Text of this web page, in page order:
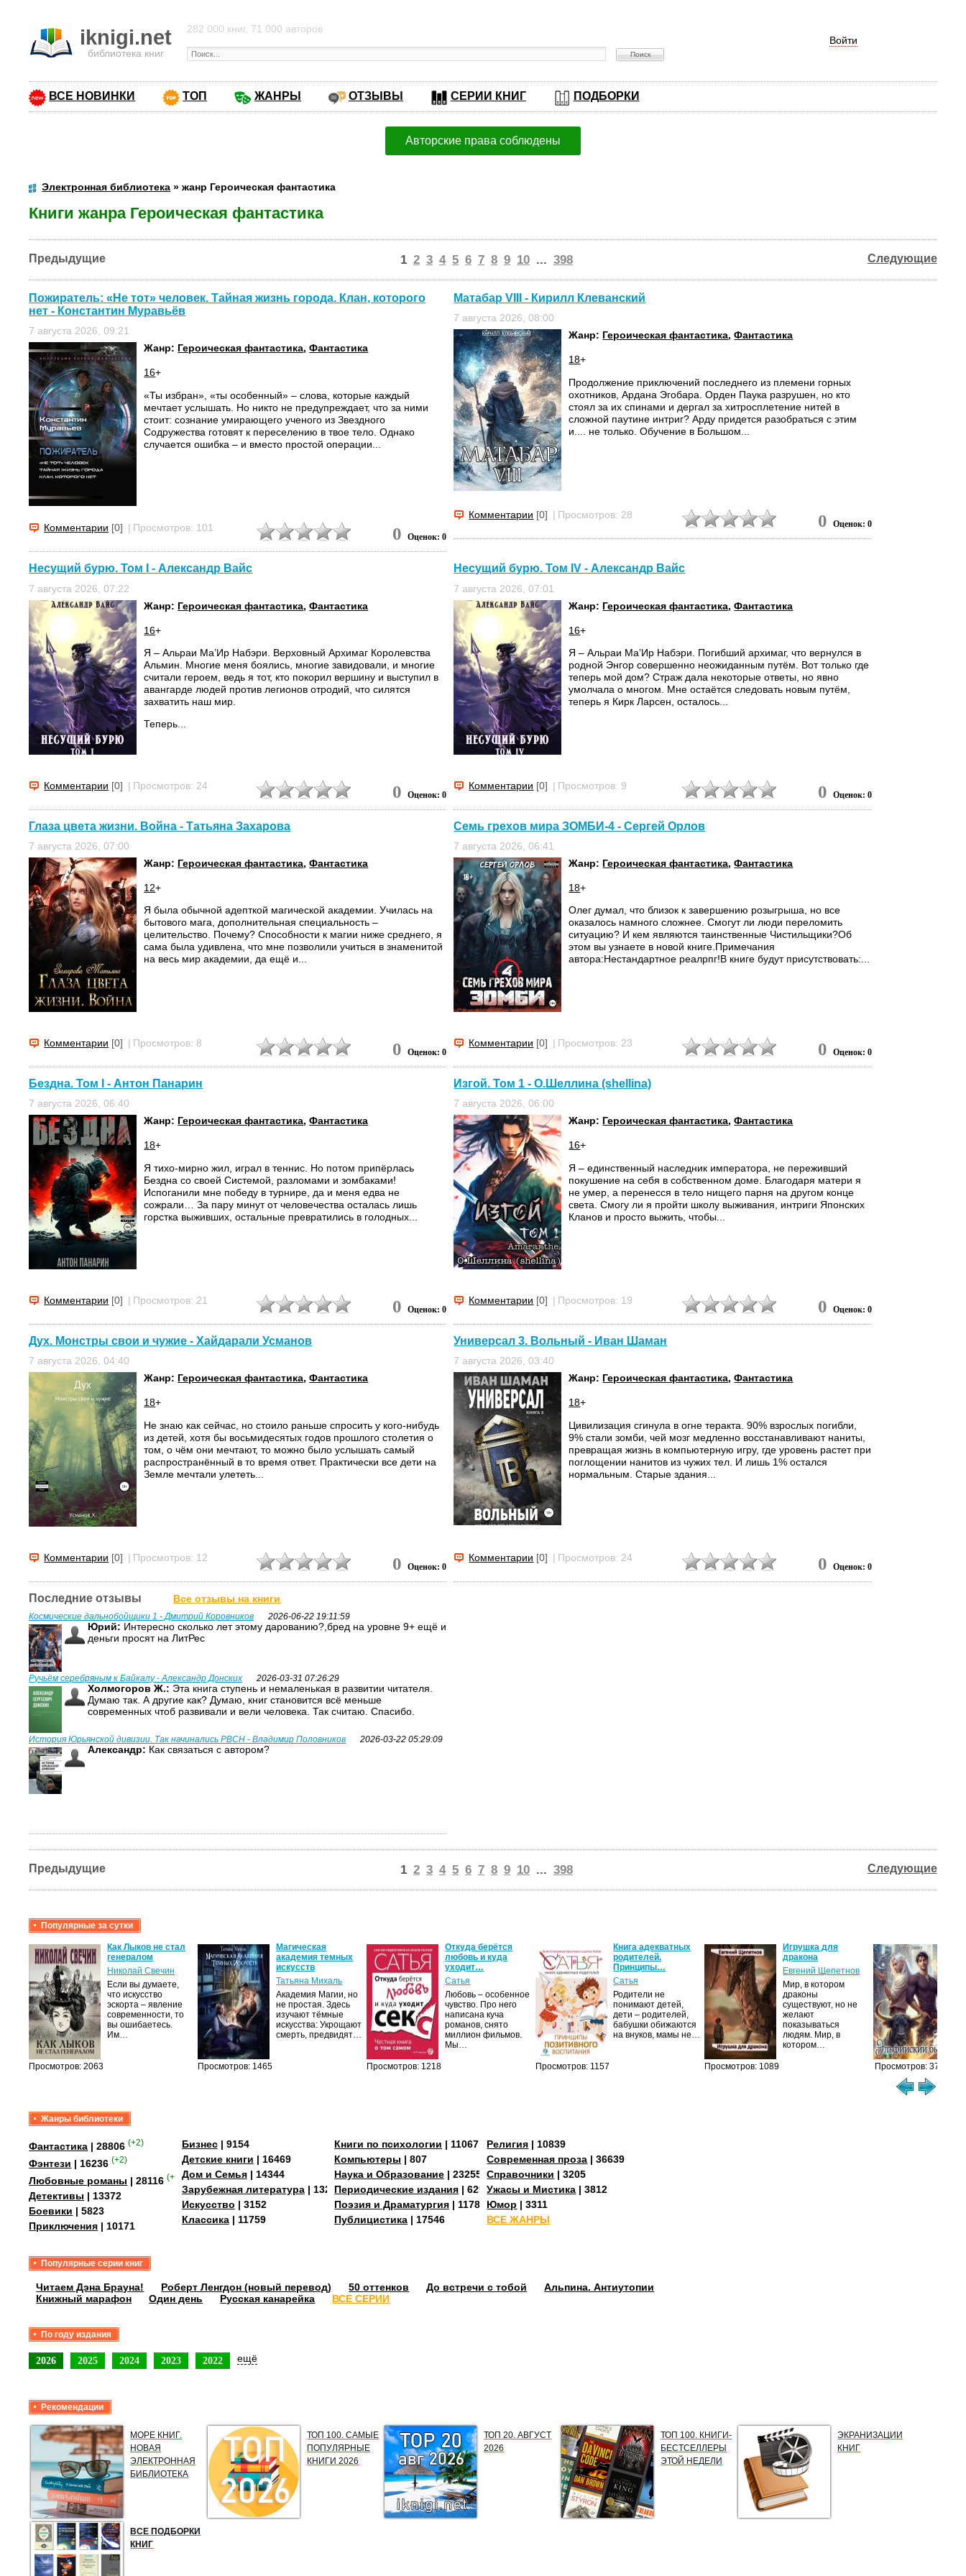
iknigi.net
библиотека книг
Войти
282 000 книг, 71 000 авторов
ВСЕ НОВИНКИ ТОП ЖАНРЫ ОТЗЫВЫ СЕРИИ КНИГ ПОДБОРКИ
Авторские права соблюдены
Электронная библиотека » жанр Героическая фантастика
Книги жанра Героическая фантастика
Предыдущие Следующие
1 2 3 4 5 6 7 8 9 10 ... 398
Пожиратель: «Не тот» человек. Тайная жизнь города. Клан, которого
нет - Константин Муравьёв
7 августа 2026, 09:21
Жанр: Героическая фантастика,Фантастика
16+
«Ты избран», «ты особенный» – слова, которые каждый
мечтает услышать. Но никто не предупреждает, что за ними
стоит: сознание умирающего ученого из Звездного
Содружества готовят к переселению в твое тело. Однако
случается ошибка – и вместо простой операции...
Комментарии [0] | Просмотров: 101 0 Оценок: 0
Матабар VIII - Кирилл Клеванский
7 августа 2026, 08:00
Жанр: Героическая фантастика,Фантастика
18+
Продолжение приключений последнего из племени горных
охотников, Ардана Эгобара. Орден Паука разрушен, но кто
стоял за их спинами и дергал за хитросплетение нитей в
сложной паутине интриг? Арду придется разобраться с этим
и.... не только. Обучение в Большом...
Комментарии [0] | Просмотров: 28 0 Оценок: 0
Несущий бурю. Том I - Александр Вайс
7 августа 2026, 07:22
Жанр: Героическая фантастика,Фантастика
16+
Я – Альраи Ма’Ир Набэри. Верховный Архимаг Королевства
Альмин. Многие меня боялись, многие завидовали, и многие
считали героем, ведь я тот, кто покорил вершину и выступил в
авангарде людей против легионов отродий, что силятся
захватить наш мир.
Теперь...
Комментарии [0] | Просмотров: 24 0 Оценок: 0
Несущий бурю. Том IV - Александр Вайс
7 августа 2026, 07:01
Жанр: Героическая фантастика,Фантастика
16+
Я – Альраи Ма’Ир Набэри. Погибший архимаг, что вернулся в
родной Энгор совершенно неожиданным путём. Вот только где
теперь мой дом? Страж дала некоторые ответы, но явно
умолчала о многом. Мне остаётся следовать новым путём,
теперь я Кирк Ларсен, осталось...
Комментарии [0] | Просмотров: 9 0 Оценок: 0
Глаза цвета жизни. Война - Татьяна Захарова
7 августа 2026, 07:00
Жанр: Героическая фантастика,Фантастика
12+
Я была обычной адепткой магической академии. Училась на
бытового мага, дополнительная специальность –
целительство. Почему? Способности к магии ниже среднего, я
сама была удивлена, что мне позволили учиться в знаменитой
на весь мир академии, да ещё и...
Комментарии [0] | Просмотров: 8 0 Оценок: 0
Семь грехов мира ЗОМБИ-4 - Сергей Орлов
7 августа 2026, 06:41
Жанр: Героическая фантастика,Фантастика
18+
Олег думал, что близок к завершению розыгрыша, но все
оказалось намного сложнее. Смогут ли люди переломить
ситуацию? И кем являются таинственные Чистильщики?Об
этом вы узнаете в новой книге.Примечания
автора:Нестандартное реалрпг!В книге будут присутствовать:...
Комментарии [0] | Просмотров: 23 0 Оценок: 0
Бездна. Том I - Антон Панарин
7 августа 2026, 06:40
Жанр: Героическая фантастика,Фантастика
18+
Я тихо-мирно жил, играл в теннис. Но потом припёрлась
Бездна со своей Системой, разломами и зомбаками!
Испоганили мне победу в турнире, да и меня едва не
сожрали… За пару минут от человечества осталась лишь
горстка выживших, остальные превратились в голодных...
Комментарии [0] | Просмотров: 21 0 Оценок: 0
Изгой. Том 1 - О.Шеллина (shellina)
7 августа 2026, 06:00
Жанр: Героическая фантастика,Фантастика
16+
Я – единственный наследник императора, не переживший
покушение на себя в собственном доме. Благодаря матери я
не умер, а перенесся в тело нищего парня на другом конце
света. Смогу ли я пройти школу выживания, интриги Японских
Кланов и просто выжить, чтобы...
Комментарии [0] | Просмотров: 19 0 Оценок: 0
Дух. Монстры свои и чужие - Хайдарали Усманов
7 августа 2026, 04:40
Жанр: Героическая фантастика,Фантастика
18+
Не знаю как сейчас, но стоило раньше спросить у кого-нибудь
из детей, хотя бы восьмидесятых годов прошлого столетия о
том, о чём они мечтают, то можно было услышать самый
распространённый в то время ответ. Практически все дети на
Земле мечтали улететь...
Комментарии [0] | Просмотров: 12 0 Оценок: 0
Универсал 3. Вольный - Иван Шаман
7 августа 2026, 03:40
Жанр: Героическая фантастика,Фантастика
18+
Цивилизация сгинула в огне теракта. 90% взрослых погибли,
9% стали зомби, чей мозг медленно восстанавливают наниты,
превращая жизнь в компьютерную игру, где уровень растет при
поглощении нанитов из чужих тел. И лишь 1% остался
нормальным. Старые здания...
Комментарии [0] | Просмотров: 24 0 Оценок: 0
Последние отзывы Все отзывы на книги
Космические дальнобойщики 1 - Дмитрий Коровников 2026-06-22 19:11:59
Юрий: Интересно сколько лет этому дарованию?,бред на уровне 9+ ещё и
деньги просят на ЛитРес
Ручьём серебряным к Байкалу - Александр Донских 2026-03-31 07:26:29
Холмогоров Ж.: Эта книга ступень и немаленькая в развитии читателя.
Думаю так. А другие как? Думаю, книг становится всё меньше
современных чтоб развивали и вели человека. Так считаю. Спасибо.
История Юрьянской дивизии. Так начинались РВСН - Владимир Половников 2026-03-22 05:29:09
Александр: Как связаться с автором?
Предыдущие Следующие
1 2 3 4 5 6 7 8 9 10 ... 398
Популярные за сутки
Просмотров: 2063
Как Лыков не стал
генералом
Николай Свечин
Если вы думаете,
что искусство
эскорта – явление
современности, то
вы ошибаетесь.
Им…
Просмотров: 1465
Магическая
академия темных
искусств
Татьяна Михаль
Академия Магии, но
не простая. Здесь
изучают тёмные
искусства: Укрощают
смерть, предвидят…
Просмотров: 1218
Откуда берётся
любовь и куда
уходит…
Сатья
Любовь – особенное
чувство. Про него
написана куча
романов, снято
миллион фильмов.
Мы…
Просмотров: 1157
Книга адекватных
родителей.
Принципы…
Сатья
Родители не
понимают детей,
дети – родителей,
бабушки обижаются
на внуков, мамы не…
Просмотров: 1089
Игрушка для
дракона
Евгений Щепетнов
Мир, в котором
драконы
существуют, но не
желают
показываться
людям. Мир, в
котором…
Просмотров: 374
Жанры библиотеки
Фантастика | 28806 (+2)
Фэнтези | 16236 (+2)
Любовные романы | 28116 (+4)
Детективы | 13372
Боевики | 5823
Приключения | 10171
Бизнес| 9154
Детские книги | 16469
Дом и Семья| 14344
Зарубежная литература| 13273
Искусство | 3152
Классика| 11759
Книги по психологии | 11067
Компьютеры | 807
Наука и Образование | 23255
Периодические издания | 629
Поэзия и Драматургия | 11784
Публицистика | 17546
Религия | 10839
Современная проза | 36639
Справочники | 3205
Ужасы и Мистика | 3812
Юмор | 3311
ВСЕ ЖАНРЫ
Популярные серии книг
Читаем Дэна Брауна! Роберт Ленгдон (новый перевод) 50 оттенков До встречи с тобой
Альпина. Антиутопии
Книжный марафон
Один день Русская канарейка ВСЕ СЕРИИ
По году издания
2026 2025 2024 2023 2022 ещё
Рекомендации
МОРЕ КНИГ.
НОВАЯ
ЭЛЕКТРОННАЯ
БИБЛИОТЕКА
ТОП 100. САМЫЕ
ПОПУЛЯРНЫЕ
КНИГИ 2026
ТОП 20. АВГУСТ
2026
ТОП 100. КНИГИ-
БЕСТСЕЛЛЕРЫ
ЭТОЙ НЕДЕЛИ
ЭКРАНИЗАЦИИ
КНИГ
ВСЕ ПОДБОРКИ
КНИГ